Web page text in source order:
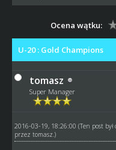
Ocena wątku:
U-20 : Gold Champions
tomasz
Super Manager
2016-03-19, 18:26:00 (Ten post
przez tomasz .)